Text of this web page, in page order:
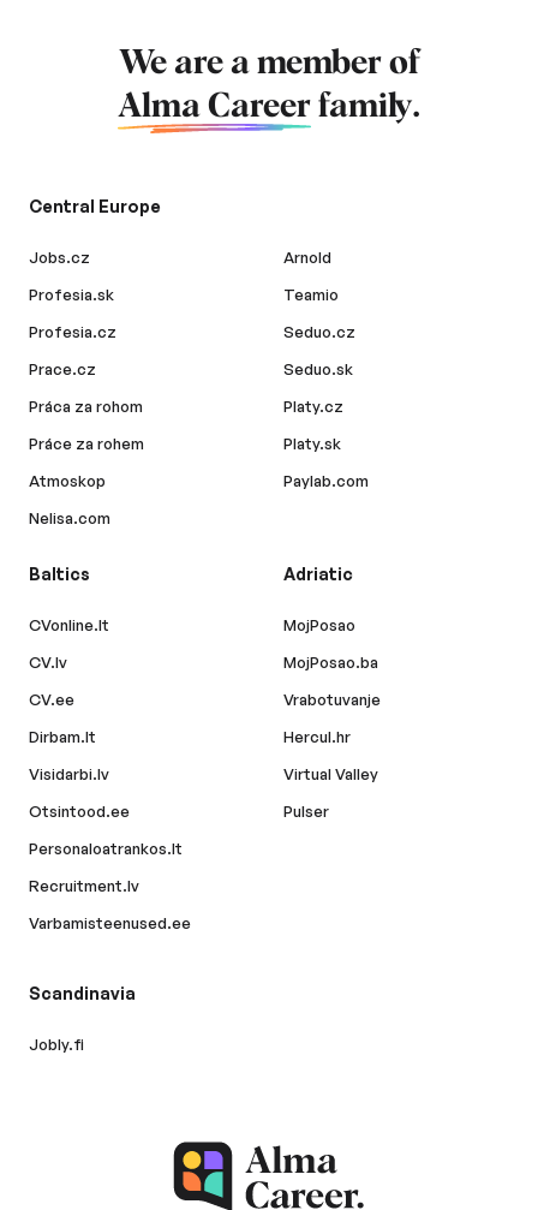
We are a member of
Alma Career family.
Central Europe
Jobs.cz
Profesia.sk
Profesia.cz
Prace.cz
Práca za rohom
Práce za rohem
Atmoskop
Nelisa.com
Arnold
Teamio
Seduo.cz
Seduo.sk
Platy.cz
Platy.sk
Paylab.com
Baltics
CVonline.lt
CV.lv
CV.ee
Dirbam.lt
Visidarbi.lv
Otsintood.ee
Personaloatrankos.lt
Recruitment.lv
Varbamisteenused.ee
Adriatic
MojPosao
MojPosao.ba
Vrabotuvanje
Hercul.hr
Virtual Valley
Pulser
Scandinavia
Jobly.fi